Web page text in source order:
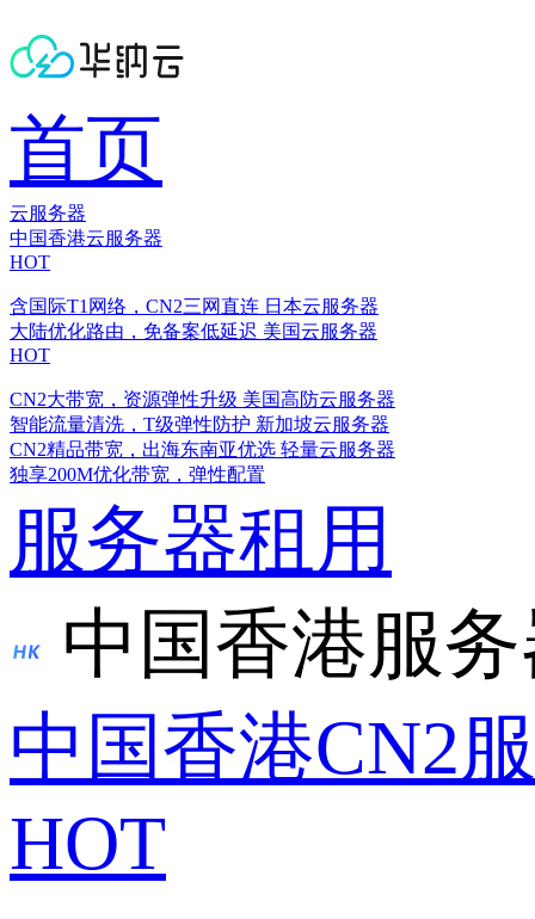
首页
云服务器
中国香港云服务器
HOT
含国际T1网络，CN2三网直连 日本云服务器
大陆优化路由，免备案低延迟 美国云服务器
HOT
CN2大带宽，资源弹性升级 美国高防云服务器
智能流量清洗，T级弹性防护 新加坡云服务器
CN2精品带宽，出海东南亚优选 轻量云服务器
独享200M优化带宽，弹性配置
服务器租用
中国香港服
中国香港CN2
HOT